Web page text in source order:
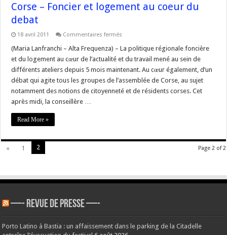
Corse – Foncier et logement au coeur du
debat
18 avril 2011 Commentaires fermés
–
Foncier
et
logement
au
coeur
du
debat
(Maria Lanfranchi – Alta Frequenza) – La politique régionale foncière
et du logement au cœur de l’actualité et du travail mené au sein de
différents ateliers depuis 5 mois maintenant. Au cœur également, d’un
débat qui agite tous les groupes de l’assemblée de Corse, au sujet
notamment des notions de citoyenneté et de résidents corses. Cet
après midi, la conseillère …
Read More »
Page 2 of 2
« 1 2
—- REVUE DE PRESSE —-
Porto Latino à Bastia : un affaissement dans le parking de la Citadelle